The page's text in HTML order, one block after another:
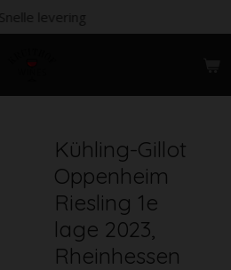
Snelle levering
Kühling-Gillot
Oppenheim
Riesling 1e
lage 2023,
Rheinhessen